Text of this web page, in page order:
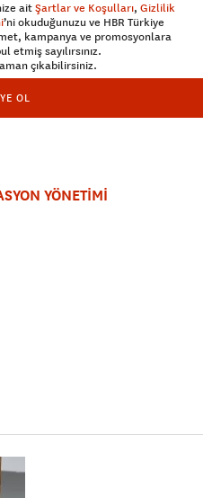
aitŞartlar ve Koşulları, Gizlilik
’ni okuduğunuzu ve HBR Türkiye
kampanya ve promosyonlara
sayılırsınız.
çıkabilirsiniz.
OL
YÖNETİMİ